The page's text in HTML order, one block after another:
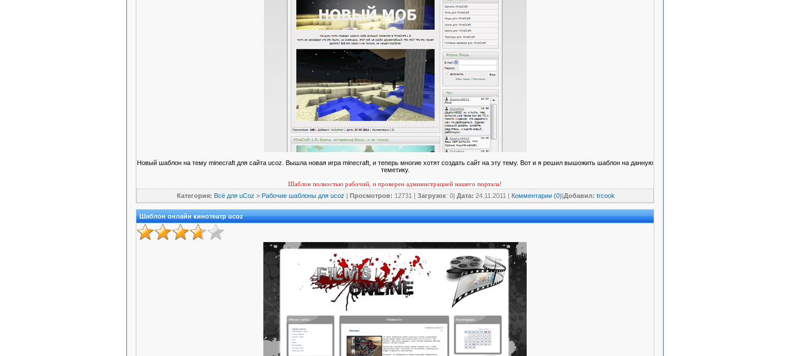
Новый шаблон на тему minecraft для сайта ucoz. Вышла новая игра minecraft, и теперь многие хотят создать сайт на эту тему. Вот и я решил вышожить шаблон на данную
теметику.
Шаблон полностью рабочий, и проверен администрацией нашего портала!
Категория: Всё для uCoz » Рабочие шаблоны для ucoz Просмотров: 12731 | Загрузок: 0| Дата: 24.11.2011 Комментарии (0) Добавил: trcook
Шаблон онлайн кинотеатр ucoz